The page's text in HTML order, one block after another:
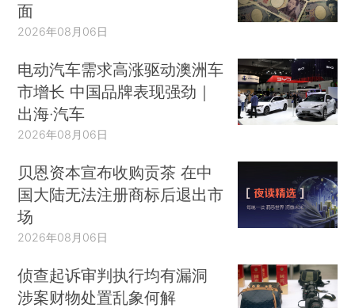
面
2026年08月06日
电动汽车需求高涨驱动澳洲车
市增长 中国品牌表现强劲｜
出海·汽车
2026年08月06日
贝恩资本宣布收购贡茶 在中
国大陆无法注册商标后退出市
场
2026年08月06日
侦查起诉审判执行均有漏洞
涉案财物处置乱象何解